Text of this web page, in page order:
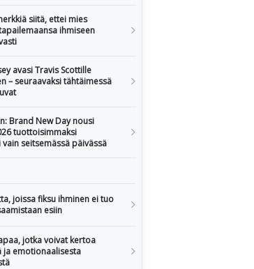
siitä, ettei mies
ihmiseen
avasi Travis Scottille
– seuraavaksi tähtäimessä
Brand New Day nousi
tuottoisimmaksi
vain seitsemässä päivässä
joissa fiksu ihminen ei tuo
esiin
jotka voivat kertoa
ja emotionaalisesta